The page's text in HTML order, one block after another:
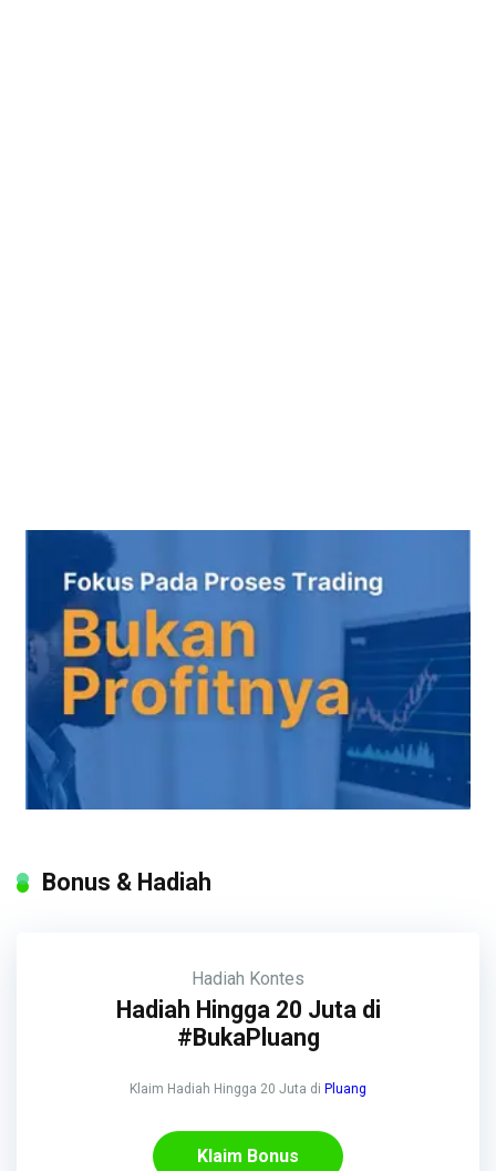
Bonus & Hadiah
Hadiah Kontes
Hadiah Hingga 20 Juta di
#BukaPluang
Klaim Hadiah Hingga 20 Juta di Pluang
Klaim Bonus